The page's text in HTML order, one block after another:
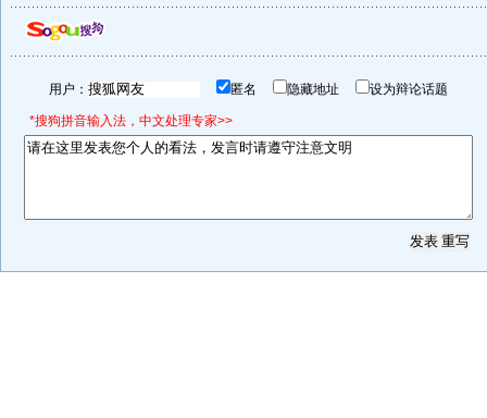
用户： 匿名 隐藏地址 设为辩论话题
*搜狗拼音输入法，中文处理专家>>